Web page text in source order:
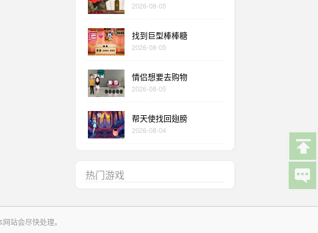
2026-08-05
找到巨型棒棒糖
2026-08-05
情侣想要去购物
2026-08-05
帮天使找回翅膀
2026-08-04
热门游戏
站会尽快处理。